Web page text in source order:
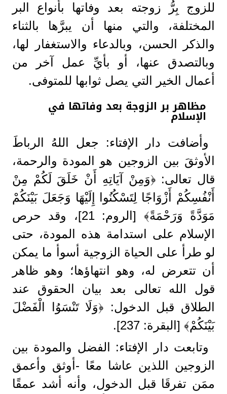
للزوج بِرُّ زوجته بعد وفاتها بأنواع البر
المختلفة، والتي منها أن يبرَّها بالثناء
والذكر الحسن، وبالدعاء والاستغفار لها،
وبالتصدق عنها، أو بأيِّ عمل آخر من
أعمال الخير التي يصل ثوابها للمتوفى.
مظاهر بر الزوجة بعد وفاتها في
الإسلام
وأضافت دار الإفتاء: جعل اللهُ الرباطَ
الأوثقَ بين الزوجين هو المودة والرحمة،
قال تعالى: ﴿وَمِنْ آيَاتِهِ أَنْ خَلَقَ لَكُمْ مِنْ
أَنْفُسِكُمْ أَزْوَاجًا لِتَسْكُنُوا إِلَيْهَا وَجَعَلَ بَيْنَكُمْ
مَوَدَّةً وَرَحْمَةً﴾ [الروم: 21]، وقد حرص
الإسلام على استدامة هذه المودة، حتى
لو طرأ على الحياة الزوجية أسوأ ما يمكن
أن تتعرض له، وهو انتهاؤها؛ وهو ظاهر
قول الله تعالى بعد بيان الحقوق عند
الطلاق قبل الدخول: ﴿وَلَا تَنْسَوُا الْفَضْلَ
بَيْنَكُمْ﴾ [البقرة: 237].
وتابعت دار الإفتاء: الفضل والمودة بين
الزوجين اللذين عاشا معًا -أوثق وأعمق
ممَن تفرقَا قبل الدخول، وأنه أشد عمقًا